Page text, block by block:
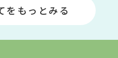
オンをはじめとした買
い物にも困りません。
をもっとみる